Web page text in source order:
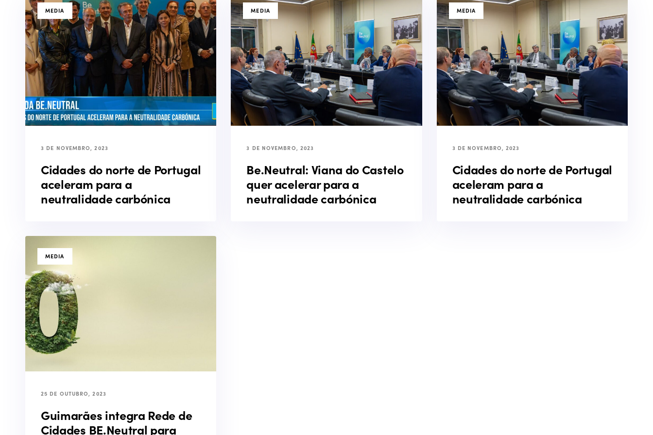
TAGSMEDIA
3 DE NOVEMBRO, 2023
Cidades do norte de Portugal
aceleram para a
neutralidade carbónica
TAGSMEDIA
3 DE NOVEMBRO, 2023
Be.Neutral: Viana do Castelo
quer acelerar para a
neutralidade carbónica
TAGSMEDIA
3 DE NOVEMBRO, 2023
Cidades do norte de Portugal
aceleram para a
neutralidade carbónica
TAGSMEDIA
25 DE OUTUBRO, 2023
Guimarães integra Rede de
Cidades BE.Neutral para